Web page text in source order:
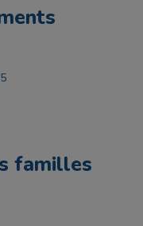
5
familles